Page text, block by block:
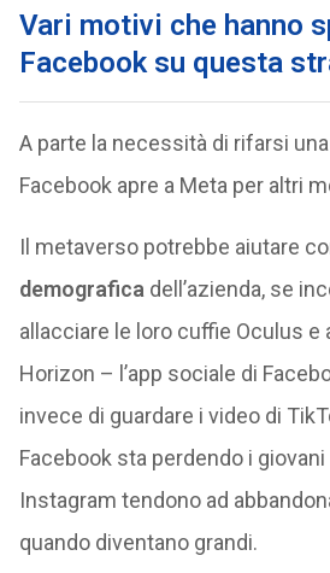
Vari motivi che hanno
Facebook su questa
A parte la necessità di rifarsi una
Facebook apre a Meta per altri
Il metaverso potrebbe aiutare
demografica dell’azienda, se
allacciare le loro cuffie Oculus e
Horizon – l’app sociale di
invece di guardare i video di
Facebook sta perdendo i
Instagram tendono ad
quando diventano grandi.